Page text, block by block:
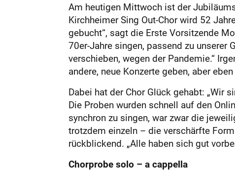
Am heutigen Mittwoch ist der
Kirchheimer Sing Out-Chor wird 52
gebucht“, sagt die Erste Vorsitzende
70er-Jahre singen, passend zu
verschieben, wegen der Pandemie.“
andere, neue Konzerte geben, aber
Dabei hat der Chor Glück gehabt: „Wir
Die Proben wurden schnell auf den
synchron zu singen, war zwar die
trotzdem einzeln – die verschärfte
rückblickend. „Alle haben sich gut
Chorprobe solo – a cappella